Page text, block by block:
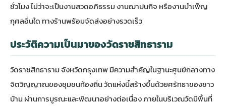
ชั่วโมง ไม่ว่าจะเป็นงานสวดอภิธรรม งานฌาปนกิจ หรืองานบำเพ็ญ
กุศลอื่นใด ทางร้านพร้อมจัดส่งอย่างรวดเร็ว
ประวัติความเป็นมาของวัดราชสิทธาราม
วัดราชสิทธารามจังหวัดกรุงเทพ มีความสำคัญในฐานะศูนย์กลางทาง
จิตวิญญาณของชุมชนท้องถิ่น วัดแห่งนี้สร้างขึ้นด้วยศรัทธาของชาว
บ้าน ผ่านการบูรณะและพัฒนาอย่างต่อเนื่อง ภายในบริเวณวัดมีพื้นที่